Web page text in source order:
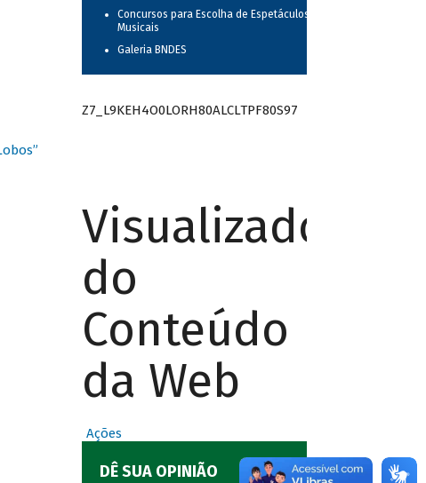
Concursos para Escolha de Espetáculos
Musicais
Galeria BNDES
Z7_L9KEH4O0LORH80ALCLTPF80S97
Visualizador
do
Conteúdo
da Web
Ações
DÊ SUA OPINIÃO